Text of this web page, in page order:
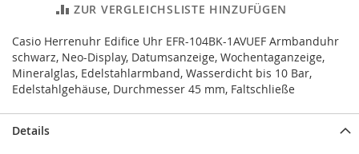
ZUR VERGLEICHSLISTE HINZUFÜGEN
Casio Herrenuhr Edifice Uhr EFR-104BK-1AVUEF Armbanduhr
schwarz, Neo-Display, Datumsanzeige, Wochentaganzeige,
Mineralglas, Edelstahlarmband, Wasserdicht bis 10 Bar,
Edelstahlgehäuse, Durchmesser 45 mm, Faltschließe
Details